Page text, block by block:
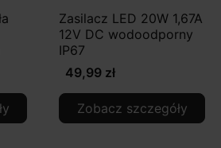
Zasilacz LED 20W 1,67A
12V DC wodoodporny
IP67
49,99 zł
Zobacz szczegóły